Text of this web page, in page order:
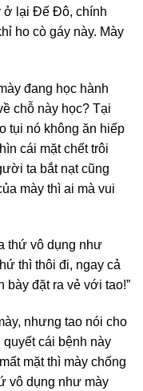
ở lại Đế Đô, chính
ho cò gáy này. Mày
đang học hành
chỗ này học? Tại
tụi nó không ăn hiếp
cái mặt chết trôi
ta bắt nạt cũng
mày thì ai mà vui
thứ vô dụng như
thì thôi đi, ngay cả
bày đặt ra vẻ với tao!”
nhưng tao nói cho
cái bệnh này
mặt thì mày chống
vô dụng như mày